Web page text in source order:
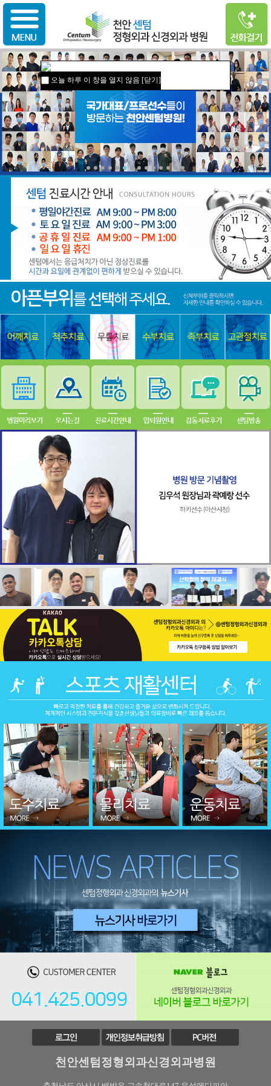
오늘 하루 이 창을 열지 않음 [닫기]
천안센텀정형외과신경외과병원